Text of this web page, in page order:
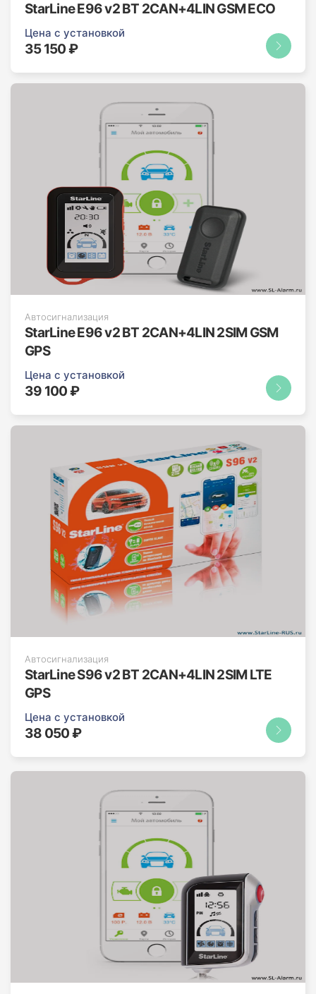
StarLine E96 v2 BT 2CAN+4LIN GSM ECO
Цена с установкой
35 150 ₽
Автосигнализация
StarLine E96 v2 BT 2CAN+4LIN 2SIM GSM
GPS
Цена с установкой
39 100 ₽
Автосигнализация
StarLine S96 v2 BT 2CAN+4LIN 2SIM LTE
GPS
Цена с установкой
38 050 ₽